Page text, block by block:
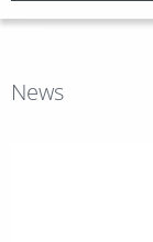
News